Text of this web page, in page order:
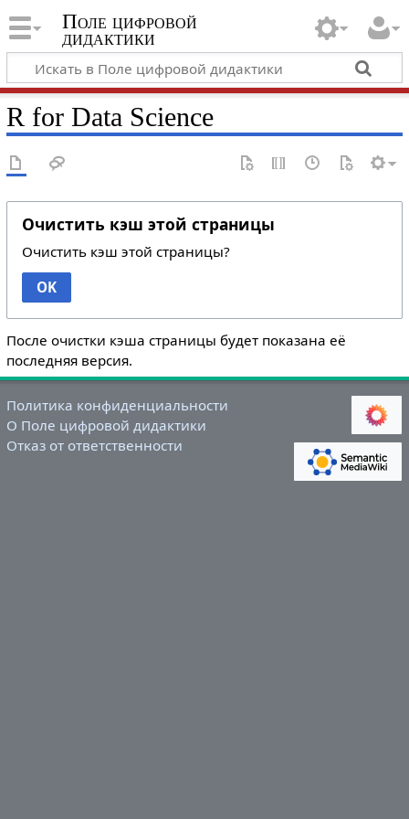
Поле цифровой
дидактики
R for Data Science
Очистить кэш этой страницы
Очистить кэш этой страницы?
OK
После очистки кэша страницы будет показана её
последняя версия.
Политика конфиденциальности
О Поле цифровой дидактики
Отказ от ответственности